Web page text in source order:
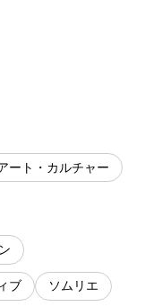
ート・カルチャー
ブ ソムリエ